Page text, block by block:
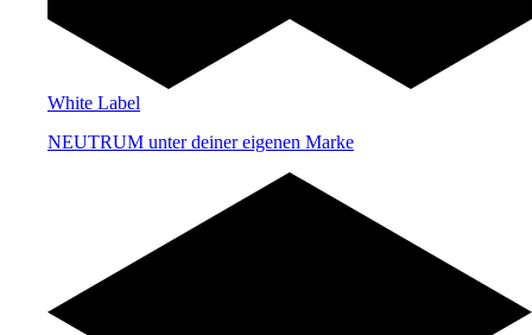
White Label
NEUTRUM unter deiner eigenen Marke